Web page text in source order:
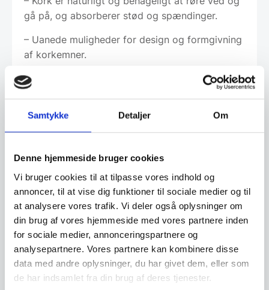
Samtykke Detaljer Om
Denne hjemmeside bruger cookies
Vi bruger cookies til at tilpasse vores indhold og
annoncer, til at vise dig funktioner til sociale medier og til
at analysere vores trafik. Vi deler også oplysninger om
din brug af vores hjemmeside med vores partnere inden
for sociale medier, annonceringspartnere og
analysepartnere. Vores partnere kan kombinere disse
data med andre oplysninger, du har givet dem, eller som
de har indsamlet fra din brug af deres tjenester.
gå på, og absorberer stød og spændinger.
– Uanede muligheder for design og formgivning
af korkemner.
– Holdbart og let at vedligeholde.
– Hurtigt og nemt at installere – limes op med
vævklæber med en tandspartel.
og kan genbruges i form af fx granulat.
– Oplagt til kontorer, restauranter, entreer men
kan også købes af private.
Leveringstid: 1-3 uger alt efter mængde og
variant
Produktions land: Portugal